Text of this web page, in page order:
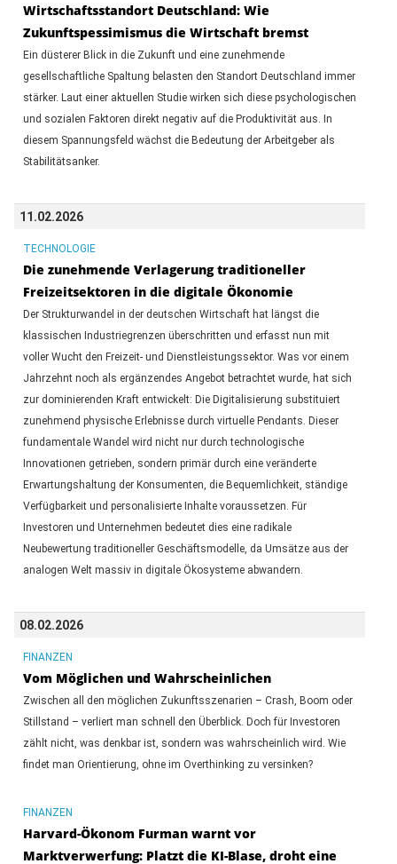
Wirtschaftsstandort Deutschland: Wie
Zukunftspessimismus die Wirtschaft bremst
Ein düsterer Blick in die Zukunft und eine zunehmende
gesellschaftliche Spaltung belasten den Standort Deutschland immer
stärker. Laut einer aktuellen Studie wirken sich diese psychologischen
und sozialen Faktoren direkt negativ auf die Produktivität aus. In
diesem Spannungsfeld wächst die Bedeutung der Arbeitgeber als
Stabilitätsanker.
11.02.2026
TECHNOLOGIE
Die zunehmende Verlagerung traditioneller
Freizeitsektoren in die digitale Ökonomie
Der Strukturwandel in der deutschen Wirtschaft hat längst die
klassischen Industriegrenzen überschritten und erfasst nun mit
voller Wucht den Freizeit- und Dienstleistungssektor. Was vor einem
Jahrzehnt noch als ergänzendes Angebot betrachtet wurde, hat sich
zur dominierenden Kraft entwickelt: Die Digitalisierung substituiert
zunehmend physische Erlebnisse durch virtuelle Pendants. Dieser
fundamentale Wandel wird nicht nur durch technologische
Innovationen getrieben, sondern primär durch eine veränderte
Erwartungshaltung der Konsumenten, die Bequemlichkeit, ständige
Verfügbarkeit und personalisierte Inhalte voraussetzen. Für
Investoren und Unternehmen bedeutet dies eine radikale
Neubewertung traditioneller Geschäftsmodelle, da Umsätze aus der
analogen Welt massiv in digitale Ökosysteme abwandern.
08.02.2026
FINANZEN
Vom Möglichen und Wahrscheinlichen
Zwischen all den möglichen Zukunftsszenarien – Crash, Boom oder
Stillstand – verliert man schnell den Überblick. Doch für Investoren
zählt nicht, was denkbar ist, sondern was wahrscheinlich wird. Wie
findet man Orientierung, ohne im Overthinking zu versinken?
FINANZEN
Harvard-Ökonom Furman warnt vor
Marktverwerfung: Platzt die KI-Blase, droht eine